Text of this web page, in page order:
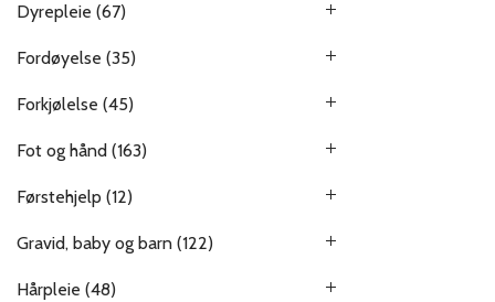
Dyrepleie (67)
Fordøyelse (35)
Forkjølelse (45)
Fot og hånd (163)
Førstehjelp (12)
Gravid, baby og barn (122)
Hårpleie (48)